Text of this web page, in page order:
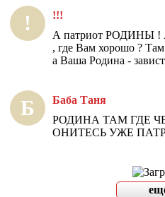
! !!!
А патриот РОДИНЫ !
, где Вам хорошо ?
а Ваша Родина -
Б Баба Таня
РОДИНА ТАМ ГДЕ
ОНИТЕСЬ УЖЕ